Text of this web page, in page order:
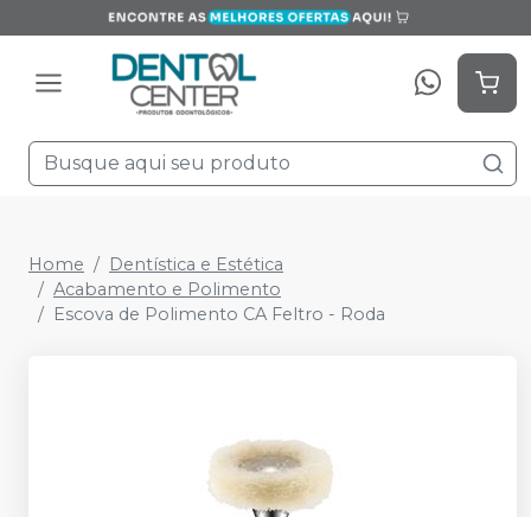
Home
Dentística e Estética
Acabamento e Polimento
Escova de Polimento CA Feltro - Roda